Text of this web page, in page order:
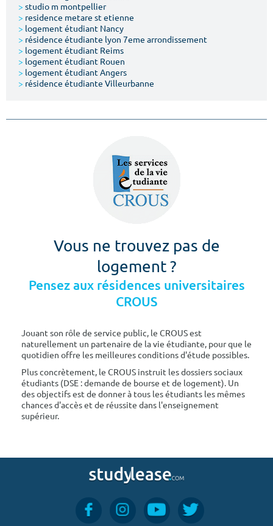
> studio m montpellier
> residence metare st etienne
> logement étudiant Nancy
> résidence étudiante lyon 7eme arrondissement
> logement étudiant Reims
> logement étudiant Rouen
> logement étudiant Angers
> résidence étudiante Villeurbanne
Vous ne trouvez pas de
logement ?
Pensez aux résidences universitaires
CROUS
Jouant son rôle de service public, le CROUS est
naturellement un partenaire de la vie étudiante, pour que le
quotidien offre les meilleures conditions d'étude possibles.
Plus concrètement, le CROUS instruit les dossiers sociaux
étudiants (DSE : demande de bourse et de logement). Un
des objectifs est de donner à tous les étudiants les mêmes
chances d'accès et de réussite dans l'enseignement
supérieur.